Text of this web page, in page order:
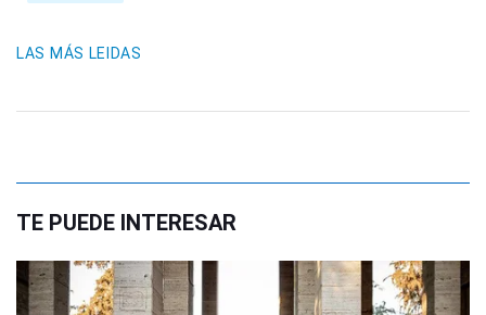
LAS MÁS LEIDAS
TE PUEDE INTERESAR